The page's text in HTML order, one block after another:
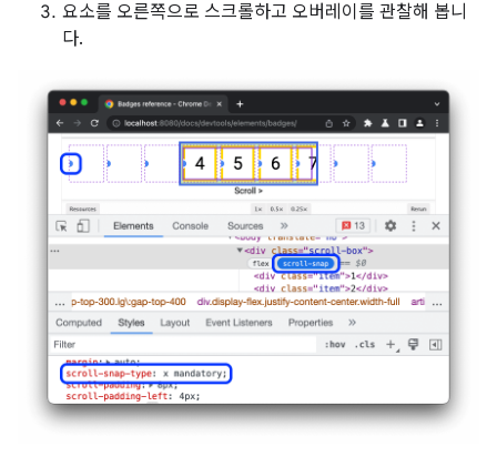
요소를 오른쪽으로 스크롤하고 오버레이를 관찰해 봅니
다.